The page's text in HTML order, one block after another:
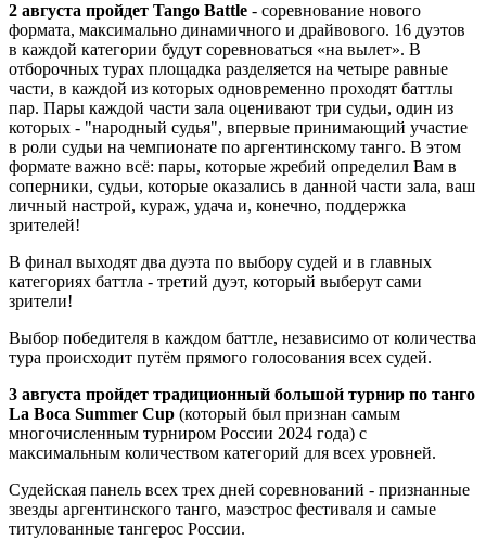
2 августа пройдет Tango Battle - соревнование нового
формата, максимально динамичного и драйвового. 16 дуэтов
в каждой категории будут соревноваться «на вылет». В
отборочных турах площадка разделяется на четыре равные
части, в каждой из которых одновременно проходят баттлы
пар. Пары каждой части зала оценивают три судьи, один из
которых - "народный судья", впервые принимающий участие
в роли судьи на чемпионате по аргентинскому танго. В этом
формате важно всё: пары, которые жребий определил Вам в
соперники, судьи, которые оказались в данной части зала, ваш
личный настрой, кураж, удача и, конечно, поддержка
зрителей!
В финал выходят два дуэта по выбору судей и в главных
категориях баттла - третий дуэт, который выберут сами
зрители!
Выбор победителя в каждом баттле, независимо от количества
тура происходит путём прямого голосования всех судей.
3 августа пройдет традиционный большой турнир по танго
La Boca Summer Cup (который был признан самым
многочисленным турниром России 2024 года) с
максимальным количеством категорий для всех уровней.
Судейская панель всех трех дней соревнований - признанные
звезды аргентинского танго, маэстрос фестиваля и самые
титулованные тангерос России.